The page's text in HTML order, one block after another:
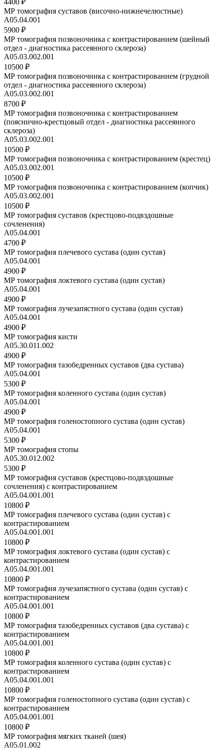
4400 ₽
МР томография суставов (височно-нижнечелюстные)
А05.04.001
5900 ₽
МР томография позвоночника с контрастированием (шейный
отдел - диагностика рассеянного склероза)
А05.03.002.001
10500 ₽
МР томография позвоночника с контрастированием (грудной
отдел - диагностика рассеянного склероза)
А05.03.002.001
8700 ₽
МР томография позвоночника с контрастированием
(пояснично-крестцовый отдел - диагностика рассеянного
склероза)
А05.03.002.001
10500 ₽
МР томография позвоночника с контрастированием (крестец)
A05.03.002.001
10500 ₽
МР томография позвоночника с контрастированием (копчик)
A05.03.002.001
10500 ₽
МР томография суставов (крестцово-подвздошные
сочленения)
A05.04.001
4700 ₽
МР томография плечевого сустава (один сустав)
А05.04.001
4900 ₽
МР томография локтевого сустава (один сустав)
А05.04.001
4900 ₽
МР томография лучезапястного сустава (один сустав)
А05.04.001
4900 ₽
МР томография кисти
A05.30.011.002
4900 ₽
МР томография тазобедренных суставов (два сустава)
А05.04.001
5300 ₽
МР томография коленного сустава (один сустав)
A05.04.001
4900 ₽
МР томография голеностопного сустава (один сустав)
А05.04.001
5300 ₽
МР томография стопы
A05.30.012.002
5300 ₽
МР томография суставов (крестцово-подвздошные
сочленения) с контрастированием
A05.04.001.001
10800 ₽
МР томография плечевого сустава (один сустав) с
контрастированием
A05.04.001.001
10800 ₽
МР томография локтевого сустава (один сустав) с
контрастированием
A05.04.001.001
10800 ₽
МР томография лучезапястного сустава (один сустав) с
контрастированием
A05.04.001.001
10800 ₽
МР томография тазобедренных суставов (два сустава) с
контрастированием
A05.04.001.001
10800 ₽
МР томография коленного сустава (один сустав) с
контрастированием
A05.04.001.001
10800 ₽
МР томография голеностопного сустава (один сустав) с
контрастированием
A05.04.001.001
10800 ₽
МР томография мягких тканей (шея)
A05.01.002